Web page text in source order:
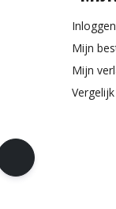
Inloggen
Mijn
Mijn